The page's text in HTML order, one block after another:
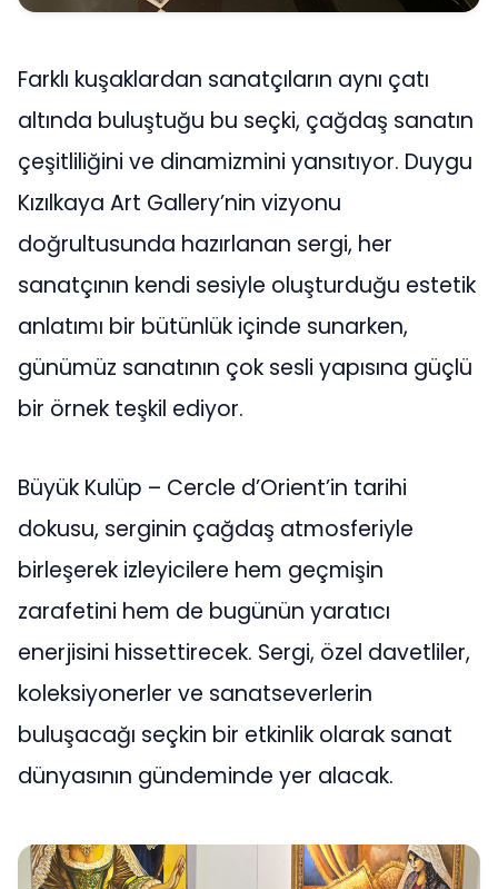
Farklı kuşaklardan sanatçıların aynı çatı
altında buluştuğu bu seçki, çağdaş sanatın
çeşitliliğini ve dinamizmini yansıtıyor. Duygu
Kızılkaya Art Gallery’nin vizyonu
doğrultusunda hazırlanan sergi, her
sanatçının kendi sesiyle oluşturduğu estetik
anlatımı bir bütünlük içinde sunarken,
günümüz sanatının çok sesli yapısına güçlü
bir örnek teşkil ediyor.
Büyük Kulüp – Cercle d’Orient’in tarihi
dokusu, serginin çağdaş atmosferiyle
birleşerek izleyicilere hem geçmişin
zarafetini hem de bugünün yaratıcı
enerjisini hissettirecek. Sergi, özel davetliler,
koleksiyonerler ve sanatseverlerin
buluşacağı seçkin bir etkinlik olarak sanat
dünyasının gündeminde yer alacak.